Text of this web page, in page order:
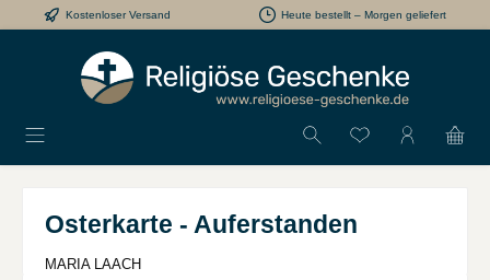
Zum Hauptinhalt springen
Kostenloser Versand Heute bestellt – Morgen geliefert
Du hast 0
Osterkarte - Auferstanden
MARIA LAACH